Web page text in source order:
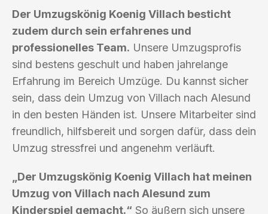
Der Umzugskönig Koenig Villach besticht
zudem durch sein erfahrenes und
professionelles Team. Unsere Umzugsprofis
sind bestens geschult und haben jahrelange
Erfahrung im Bereich Umzüge. Du kannst sicher
sein, dass dein Umzug von Villach nach Alesund
in den besten Händen ist. Unsere Mitarbeiter sind
freundlich, hilfsbereit und sorgen dafür, dass dein
Umzug stressfrei und angenehm verläuft.
„Der Umzugskönig Koenig Villach hat meinen
Umzug von Villach nach Alesund zum
Kinderspiel gemacht.“ So äußern sich unsere